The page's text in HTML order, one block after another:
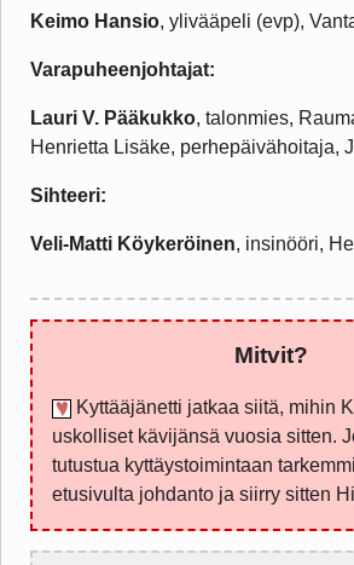
Keimo Hansio, ylivääpeli (evp),
Varapuheenjohtajat:
Lauri V. Pääkukko, talonmies,
Henrietta Lisäke, perhepäivähoitaja,
Sihteeri:
Veli-Matti Köykeröinen, insinööri,
Mitvit?
Kyttääjänetti jatkaa siitä, mihin
uskolliset kävijänsä vuosia sitten.
tutustua kyttäystoimintaan
etusivulta johdanto ja siirry sitten